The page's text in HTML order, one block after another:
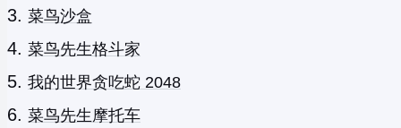
菜鸟沙盒
菜鸟先生格斗家
我的世界贪吃蛇 2048
菜鸟先生摩托车